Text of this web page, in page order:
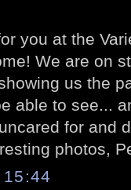
you at the
We are on
us the
able to see...
for and
photos,